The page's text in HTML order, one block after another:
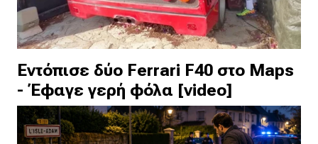
Εντόπισε δύο Ferrari F40 στο Maps
- Έφαγε γερή φόλα [video]